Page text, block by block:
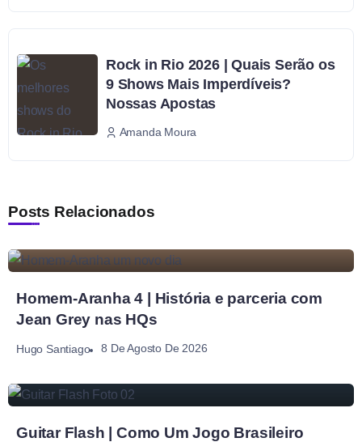
Rock in Rio 2026 | Quais Serão os
9 Shows Mais Imperdíveis?
Nossas Apostas
Amanda Moura
Posts Relacionados
Homem-Aranha 4 | História e parceria com
Jean Grey nas HQs
Hugo Santiago 8 De Agosto De 2026
Guitar Flash | Como Um Jogo Brasileiro